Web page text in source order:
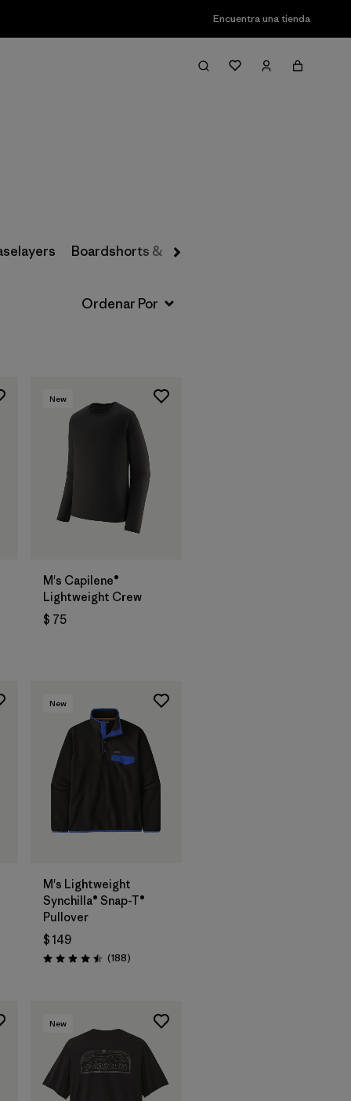
Encuentra una tienda
Filter & Sort
Boardshorts & Rashguards
New
M's Capilene®
Lightweight Crew
$ 75
New
M's Lightweight
Synchilla® Snap-T®
Pullover
$ 149
Valoración: 4.5 / 5
(188Comentarios
)
New